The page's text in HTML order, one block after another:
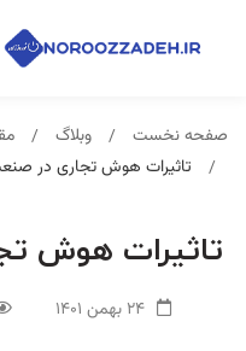
صفحه نخست وبلاگ
تاثیرات هوش تجاری در
تاثیرات هوش
۲۴ بهمن ۱۴۰۱